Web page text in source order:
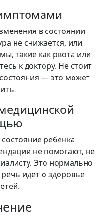
в состоянии
не снижается, или
такие как рвота или
к доктору. Не стоит
— это может
ребенка
не помогают, не
Это нормально
идет о здоровье